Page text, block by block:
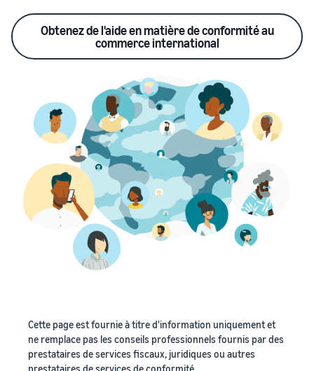
Obtenez de l'aide en matière de conformité au
commerce international
Cette page est fournie à titre d'information uniquement et
ne remplace pas les conseils professionnels fournis par des
prestataires de services fiscaux, juridiques ou autres
prestataires de services de conformité.